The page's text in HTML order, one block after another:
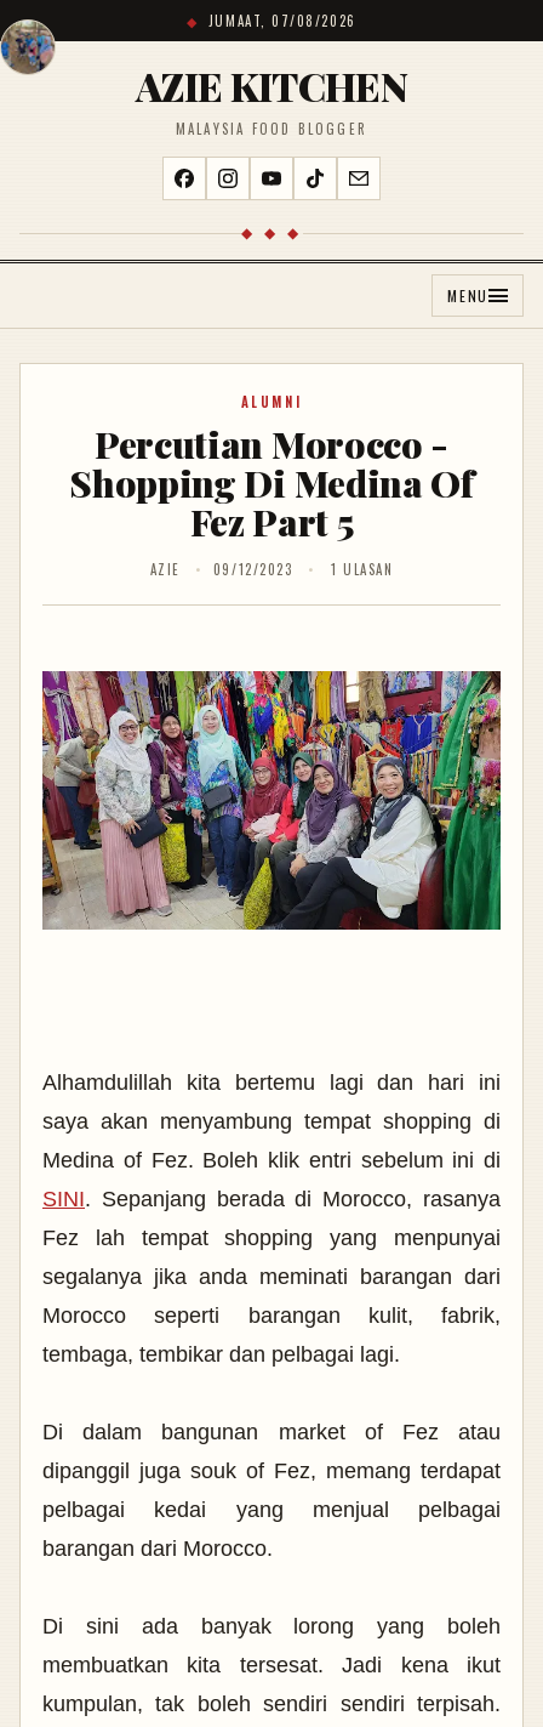
JUMAAT, 07/08/2026
AZIE KITCHEN
MALAYSIA FOOD BLOGGER
◆ ◆ ◆
MENU
ALUMNI
Percutian Morocco -
Shopping Di Medina Of
Fez Part 5
AZIE 09/12/2023 1 ULASAN
Alhamdulillah kita bertemu lagi dan hari ini
saya akan menyambung tempat shopping di
Medina of Fez. Boleh klik entri sebelum ini di
SINI. Sepanjang berada di Morocco, rasanya
Fez lah tempat shopping yang menpunyai
segalanya jika anda meminati barangan dari
Morocco seperti barangan kulit, fabrik,
tembaga, tembikar dan pelbagai lagi.
Di dalam bangunan market of Fez atau
dipanggil juga souk of Fez, memang terdapat
pelbagai kedai yang menjual pelbagai
barangan dari Morocco.
Di sini ada banyak lorong yang boleh
membuatkan kita tersesat. Jadi kena ikut
kumpulan, tak boleh sendiri sendiri terpisah.